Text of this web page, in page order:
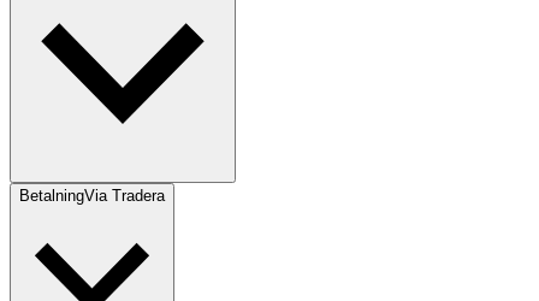
BetalningVia Tradera